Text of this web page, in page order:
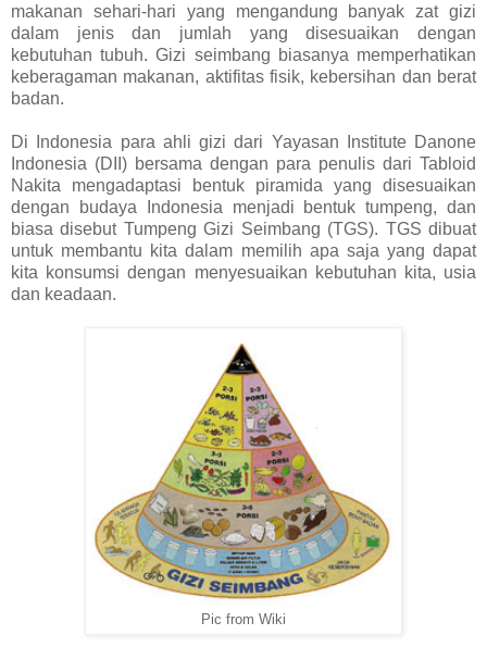
makanan sehari-hari yang mengandung banyak zat gizi
dalam jenis dan jumlah yang disesuaikan dengan
kebutuhan tubuh. Gizi seimbang biasanya memperhatikan
keberagaman makanan, aktifitas fisik, kebersihan dan berat
badan.
Di Indonesia para ahli gizi dari Yayasan Institute Danone
Indonesia (DII) bersama dengan para penulis dari Tabloid
Nakita mengadaptasi bentuk piramida yang disesuaikan
dengan budaya Indonesia menjadi bentuk tumpeng, dan
biasa disebut Tumpeng Gizi Seimbang (TGS). TGS dibuat
untuk membantu kita dalam memilih apa saja yang dapat
kita konsumsi dengan menyesuaikan kebutuhan kita, usia
dan keadaan.
Pic from Wiki